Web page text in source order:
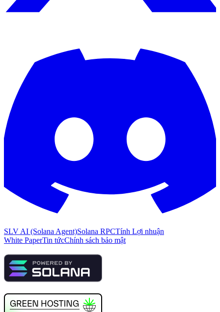
SLV AI (Solana Agent)Solana RPCTính Lợi nhuận
White PaperTin tứcChính sách bảo mật